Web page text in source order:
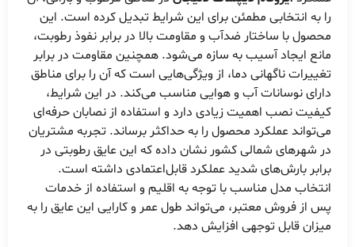
را به انتخابی مطمئن برای این شرایط تبدیل کرده است. این
محصول با ساختار ضدآب و مقاومت بالا در برابر نفوذ رطوبت،
مانع ایجاد آسیب به سازه می‌شود. همچنین مقاومت در برابر
تغییرات ناگهانی دما، از ویژگی‌هایی است که آن را برای مناطق
دارای نوسانات آب و هوایی مناسب می‌کند. در این شرایط،
کیفیت نصب اهمیت زیادی دارد و استفاده از نصابان حرفه‌ای
می‌تواند عملکرد محصول را به حداکثر برساند. تجربه مشتریان
در شهرهای شمالی کشور نشان داده که این عایق رطوبتی در
برابر بارش‌های شدید عملکرد قابل‌اعتمادی داشته است.
انتخاب مدل مناسب با توجه به اقلیم و استفاده از خدمات
پس از فروش معتبر، می‌تواند طول عمر و کارایی این عایق را به
میزان قابل توجهی افزایش دهد.